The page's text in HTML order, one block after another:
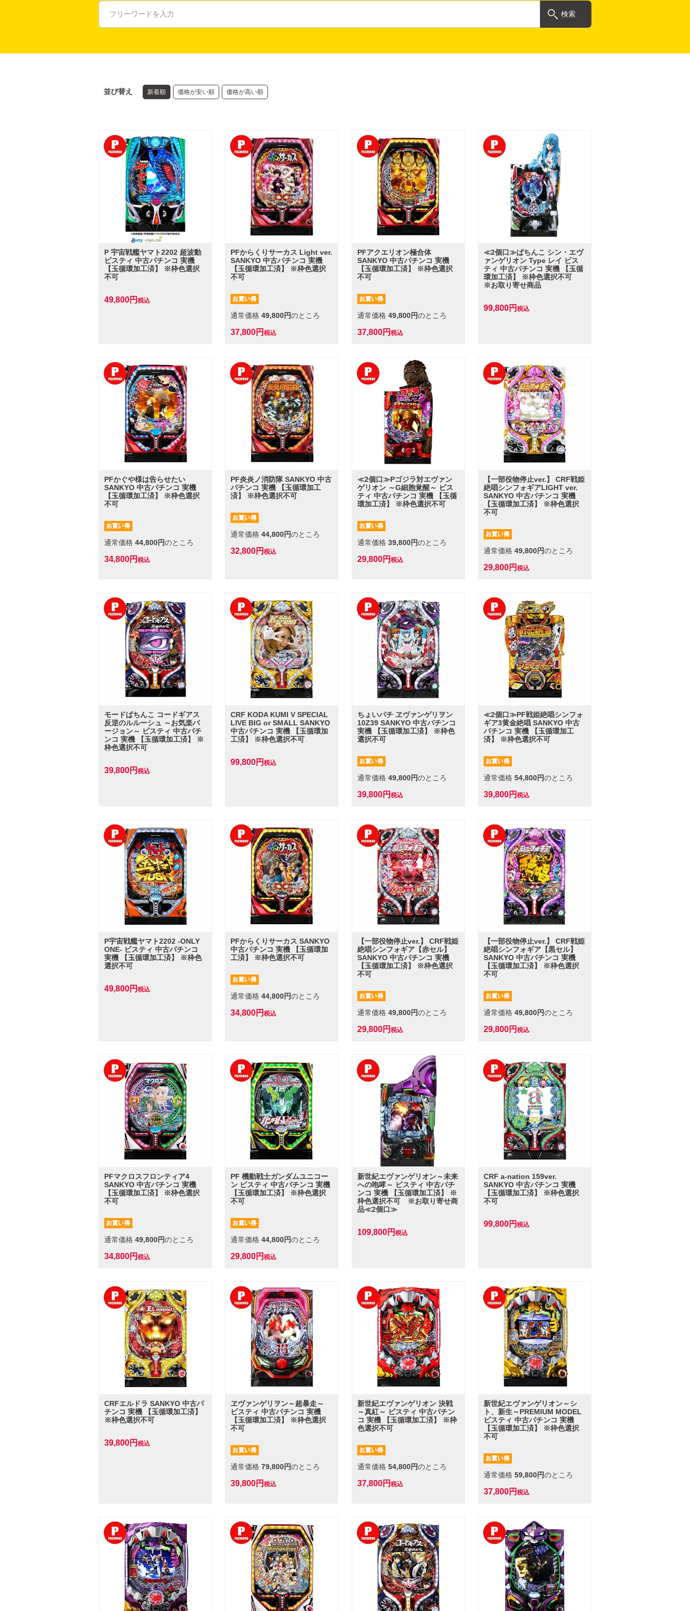
並び替え 新着順 価格が安い順 価格が高い順
P 宇宙戦艦ヤマト2202 超波動
ビスティ 中古パチンコ 実機
【玉循環加工済】 ※枠色選択
不可
49,800 税込
PFからくりサーカス Light ver.
SANKYO 中古パチンコ 実機
【玉循環加工済】 ※枠色選択
不可
通常価格 49,800 のところ
37,800 税込
PFアクエリオン極合体
SANKYO 中古パチンコ 実機
【玉循環加工済】 ※枠色選択
不可
通常価格 49,800 のところ
37,800 税込
≪2個口≫ぱちんこ シン・エヴ
ァンゲリオン Type レイ ビス
ティ 中古パチンコ 実機 【玉循
環加工済】 ※枠色選択不可
※お取り寄せ商品
99,800 税込
PFかぐや様は告らせたい
SANKYO 中古パチンコ 実機
【玉循環加工済】 ※枠色選択
不可
通常価格 44,800 のところ
34,800 税込
PF炎炎ノ消防隊 SANKYO 中古
パチンコ 実機 【玉循環加工
済】 ※枠色選択不可
通常価格 44,800 のところ
32,800 税込
≪2個口≫Pゴジラ対エヴァン
ゲリオン ～G細胞覚醒～ ビス
ティ 中古パチンコ 実機 【玉循
環加工済】 ※枠色選択不可
通常価格 39,800 のところ
29,800 税込
【一部役物停止ver.】 CRF戦姫
絶唱シンフォギアLIGHT ver.
SANKYO 中古パチンコ 実機
【玉循環加工済】 ※枠色選択
不可
通常価格 49,800 のところ
29,800 税込
モードぱちんこ コードギアス
反逆のルルーシュ ～お気楽バ
ージョン～ ビスティ 中古パチ
ンコ 実機 【玉循環加工済】 ※
枠色選択不可
39,800 税込
CRF KODA KUMI V SPECIAL
LIVE BIG or SMALL SANKYO
中古パチンコ 実機 【玉循環加
工済】 ※枠色選択不可
99,800 税込
ちょいパチ ヱヴァンゲリヲン
10Z39 SANKYO 中古パチンコ
実機 【玉循環加工済】 ※枠色
選択不可
通常価格 49,800 のところ
39,800 税込
≪2個口≫PF戦姫絶唱シンフォ
ギア3黄金絶唱 SANKYO 中古
パチンコ 実機 【玉循環加工
済】 ※枠色選択不可
通常価格 54,800 のところ
39,800 税込
P宇宙戦艦ヤマト2202 ‐ONLY
ONE‐ ビスティ 中古パチンコ
実機 【玉循環加工済】 ※枠色
選択不可
49,800 税込
PFからくりサーカス SANKYO
中古パチンコ 実機 【玉循環加
工済】 ※枠色選択不可
通常価格 44,800 のところ
34,800 税込
【一部役物停止ver.】 CRF戦姫
絶唱シンフォギア【赤セル】
SANKYO 中古パチンコ 実機
【玉循環加工済】 ※枠色選択
不可
通常価格 49,800 のところ
29,800 税込
【一部役物停止ver.】 CRF戦姫
絶唱シンフォギア【黒セル】
SANKYO 中古パチンコ 実機
【玉循環加工済】 ※枠色選択
不可
通常価格 49,800 のところ
29,800 税込
PFマクロスフロンティア4
SANKYO 中古パチンコ 実機
【玉循環加工済】 ※枠色選択
不可
通常価格 49,800 のところ
34,800 税込
PF 機動戦士ガンダムユニコー
ン ビスティ 中古パチンコ 実機
【玉循環加工済】 ※枠色選択
不可
通常価格 44,800 のところ
29,800 税込
新世紀エヴァンゲリオン～未来
への咆哮～ ビスティ 中古パチ
ンコ 実機 【玉循環加工済】 ※
枠色選択不可 ※お取り寄せ商
品≪2個口≫
109,800 税込
CRF a‐nation 159ver.
SANKYO 中古パチンコ 実機
【玉循環加工済】 ※枠色選択
不可
99,800 税込
CRFエルドラ SANKYO 中古パ
チンコ 実機 【玉循環加工済】
※枠色選択不可
39,800 税込
ヱヴァンゲリヲン～超暴走～
ビスティ 中古パチンコ 実機
【玉循環加工済】 ※枠色選択
不可
通常価格 79,800 のところ
39,800 税込
新世紀エヴァンゲリオン 決戦
～真紅～ ビスティ 中古パチン
コ 実機 【玉循環加工済】 ※枠
色選択不可
通常価格 54,800 のところ
37,800 税込
新世紀エヴァンゲリオン～シ
ト、新生～PREMIUM MODEL
ビスティ 中古パチンコ 実機
【玉循環加工済】 ※枠色選択
不可
通常価格 59,800 のところ
37,800 税込